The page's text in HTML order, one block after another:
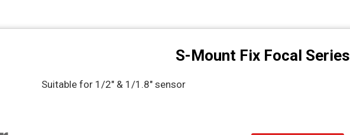
S-Mount Fix Focal Series
Suitable for 1/2" & 1/1.8" sensor